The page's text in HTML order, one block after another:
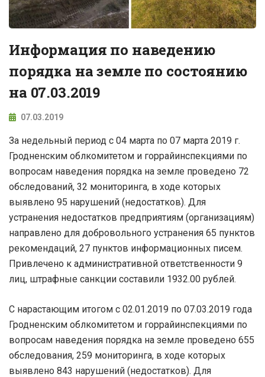
Информация по наведению
порядка на земле по состоянию
на 07.03.2019
07.03.2019
За недельный период с 04 марта по 07 марта 2019 г.
Гродненским облкомитетом и горрайинспекциями по
вопросам наведения порядка на земле проведено 72
обследований, 32 мониторинга, в ходе которых
выявлено 95 нарушений (недостатков). Для
устранения недостатков предприятиям (организациям)
направлено для добровольного устранения 65 пунктов
рекомендаций, 27 пунктов информационных писем.
Привлечено к административной ответственности 9
лиц, штрафные санкции составили 1932.00 рублей.
С нарастающим итогом с 02.01.2019 по 07.03.2019 года
Гродненским облкомитетом и горрайинспекциями по
вопросам наведения порядка на земле проведено 655
обследования, 259 мониторинга, в ходе которых
выявлено 843 нарушений (недостатков). Для